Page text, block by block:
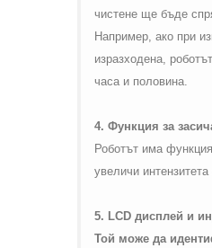
чистене ще бъде
Например, ако при
изразходена,
часа и половина.
4. Функция за
Роботът има
увеличи
5. LCD дисплей и
Той може да